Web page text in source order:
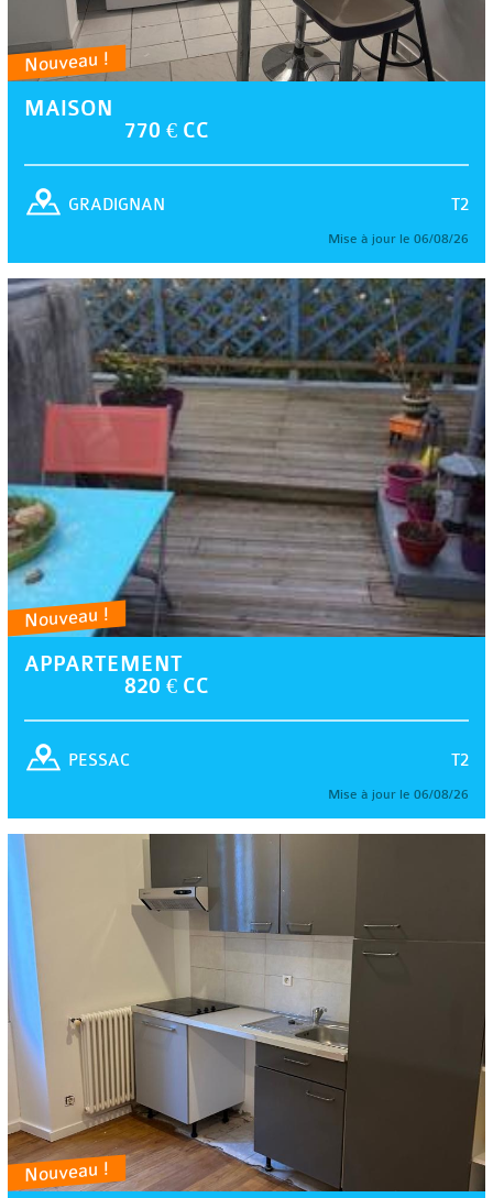
Nouveau !
MAISON
770 € CC
T2
GRADIGNAN
Mise à jour le 06/08/26
Nouveau !
APPARTEMENT
820 € CC
T2
PESSAC
Mise à jour le 06/08/26
Nouveau !